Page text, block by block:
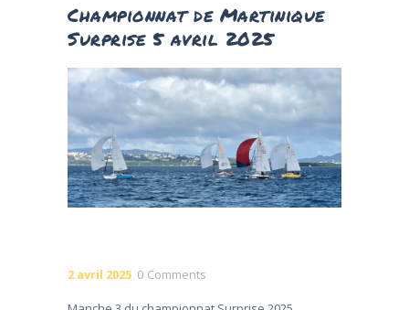
Championnat de Martinique
Surprise 5 avril 2025
2 avril 2025 0 Comments